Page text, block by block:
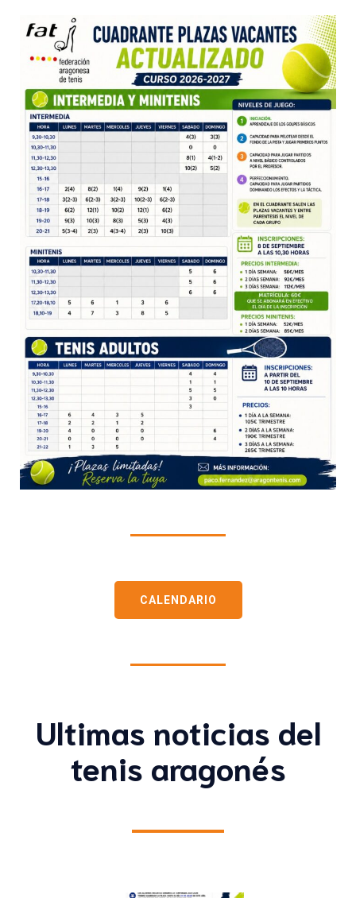
CALENDARIO
Ultimas noticias del
tenis aragonés